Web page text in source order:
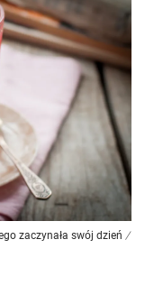
zaczynała swój dzień /